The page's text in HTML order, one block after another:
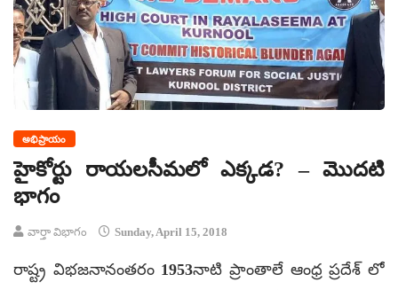
అభిప్రాయం
హైకోర్టు రాయలసీమలో ఎక్కడ? – మొదటి
భాగం
వార్తా విభాగం Sunday, April 15, 2018
రాష్ట్ర విభజనానంతరం 1953నాటి ప్రాంతాలే ఆంధ్ర ప్రదేశ్ లో